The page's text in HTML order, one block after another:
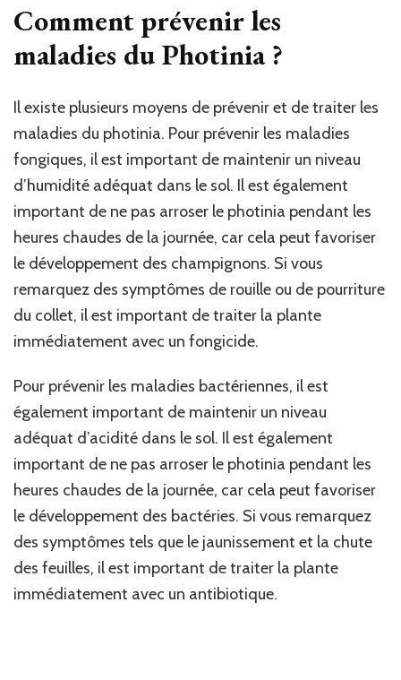
Comment prévenir les
maladies du Photinia ?
Il existe plusieurs moyens de prévenir et de traiter les
maladies du photinia. Pour prévenir les maladies
fongiques, il est important de maintenir un niveau
d’humidité adéquat dans le sol. Il est également
important de ne pas arroser le photinia pendant les
heures chaudes de la journée, car cela peut favoriser
le développement des champignons. Si vous
remarquez des symptômes de rouille ou de pourriture
du collet, il est important de traiter la plante
immédiatement avec un fongicide.
Pour prévenir les maladies bactériennes, il est
également important de maintenir un niveau
adéquat d’acidité dans le sol. Il est également
important de ne pas arroser le photinia pendant les
heures chaudes de la journée, car cela peut favoriser
le développement des bactéries. Si vous remarquez
des symptômes tels que le jaunissement et la chute
des feuilles, il est important de traiter la plante
immédiatement avec un antibiotique.